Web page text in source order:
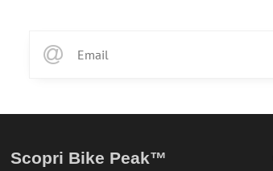
Scopri Bike Peak™